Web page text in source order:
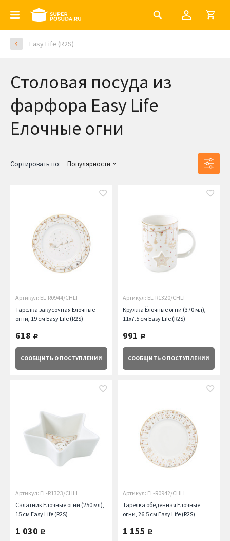
Easy Life (R2S)
Столовая посуда из
фарфора Easy Life
Елочные огни
Сортировать по: Популярности
Артикул: EL-R0944/CHLI
Тарелка закусочная Елочные
огни, 19 см Easy Life (R2S)
618 руб.
СООБЩИТЬ О ПОСТУПЛЕНИИ
Артикул: EL-R1320/CHLI
Кружка Ёлочные огни (370 мл),
11х7.5 см Easy Life (R2S)
991 руб.
СООБЩИТЬ О ПОСТУПЛЕНИИ
Артикул: EL-R1323/CHLI
Салатник Елочные огни (250 мл),
15 см Easy Life (R2S)
1 030 руб.
Артикул: EL-R0942/CHLI
Тарелка обеденная Елочные
огни, 26.5 см Easy Life (R2S)
1 155 руб.